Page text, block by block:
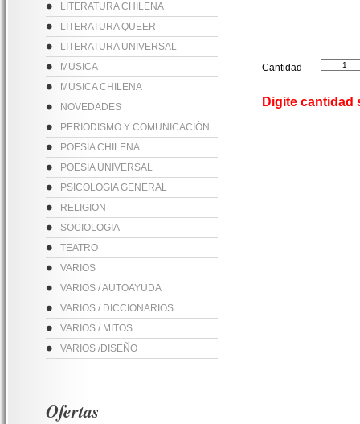
LITERATURA CHILENA
LITERATURA QUEER
LITERATURA UNIVERSAL
MUSICA
MUSICA CHILENA
NOVEDADES
PERIODISMO Y COMUNICACIÓN
POESIA CHILENA
POESIA UNIVERSAL
PSICOLOGIA GENERAL
RELIGION
SOCIOLOGIA
TEATRO
VARIOS
VARIOS / AUTOAYUDA
VARIOS / DICCIONARIOS
VARIOS / MITOS
VARIOS /DISEÑO
Cantidad
Digite
Ofertas